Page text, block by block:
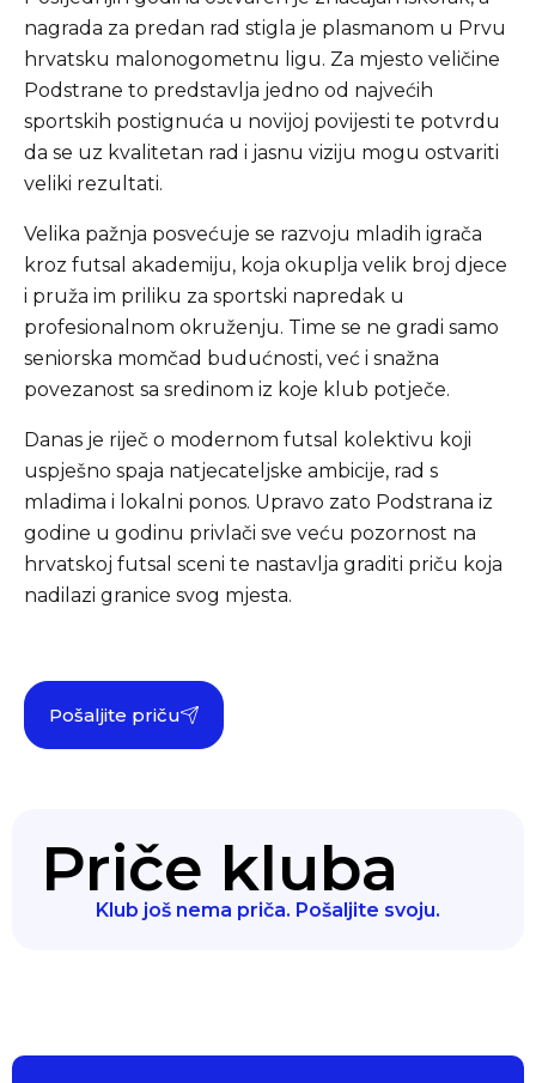
nagrada za predan rad stigla je plasmanom u Prvu
hrvatsku malonogometnu ligu. Za mjesto veličine
Podstrane to predstavlja jedno od najvećih
sportskih postignuća u novijoj povijesti te potvrdu
da se uz kvalitetan rad i jasnu viziju mogu ostvariti
veliki rezultati.
Velika pažnja posvećuje se razvoju mladih igrača
kroz futsal akademiju, koja okuplja velik broj djece
i pruža im priliku za sportski napredak u
profesionalnom okruženju. Time se ne gradi samo
seniorska momčad budućnosti, već i snažna
povezanost sa sredinom iz koje klub potječe.
Danas je riječ o modernom futsal kolektivu koji
uspješno spaja natjecateljske ambicije, rad s
mladima i lokalni ponos. Upravo zato Podstrana iz
godine u godinu privlači sve veću pozornost na
hrvatskoj futsal sceni te nastavlja graditi priču koja
nadilazi granice svog mjesta.
Pošaljite priču
Priče kluba
Klub još nema priča. Pošaljite svoju.